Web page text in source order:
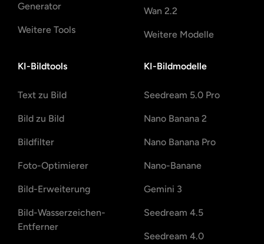
Generator
Weitere Tools
Wan 2.2
Weitere Modelle
KI-Bildtools
Text zu Bild
Bild zu Bild
Bildfilter
Foto-Optimierer
Bild-Erweiterung
Bild-Wasserzeichen-
Entferner
KI-Bildmodelle
Seedream 5.0 Pro
Nano Banana 2
Nano Banana Pro
Nano-Banane
Gemini 3
Seedream 4.5
Seedream 4.0